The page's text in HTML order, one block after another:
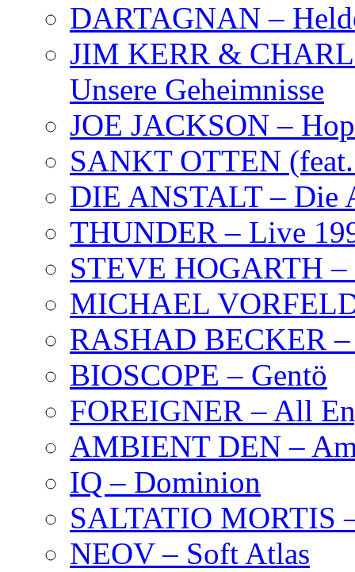
DARTAGNAN –
JIM KERR &
Unsere Geheimnisse
JOE JACKSON –
SANKT OTTEN
DIE ANSTALT – Die
THUNDER – Live
STEVE HOGARTH –
MICHAEL
RASHAD BECKER
BIOSCOPE – Gentö
FOREIGNER – All
AMBIENT DEN –
IQ – Dominion
SALTATIO MORTIS
NEOV – Soft Atlas